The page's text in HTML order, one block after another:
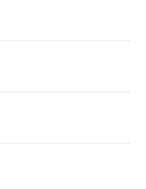
トする日本発の海
を支援する勤怠管